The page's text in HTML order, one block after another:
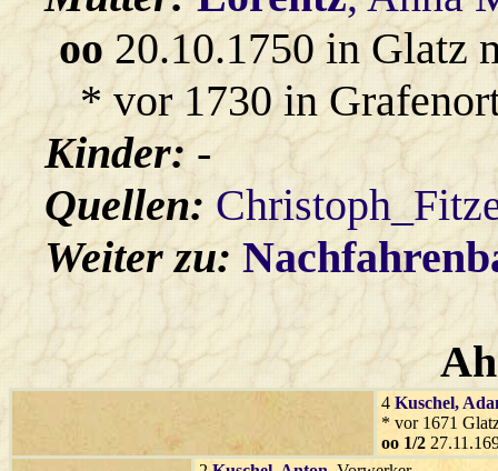
oo20.10.1750 in Glatz
* vor 1730 in
Kinder:-
Quellen:
Weiter zu:
4 Kuschel,
* vor 1671
oo 1/2